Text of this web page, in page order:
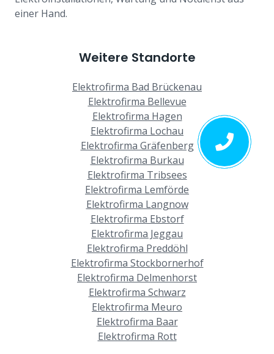
einer Hand.
Weitere Standorte
Elektrofirma Bad Brückenau
Elektrofirma Bellevue
Elektrofirma Hagen
Elektrofirma Lochau
Elektrofirma Gräfenberg
Elektrofirma Burkau
Elektrofirma Tribsees
Elektrofirma Lemförde
Elektrofirma Langnow
Elektrofirma Ebstorf
Elektrofirma Jeggau
Elektrofirma Preddöhl
Elektrofirma Stockbornerhof
Elektrofirma Delmenhorst
Elektrofirma Schwarz
Elektrofirma Meuro
Elektrofirma Baar
Elektrofirma Rott